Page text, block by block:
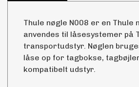
Thule nøgle N008 er en Thule
anvendes til låsesystemer på
transportudstyr. Nøglen
låse op for tagbokse,
kompatibelt udstyr.